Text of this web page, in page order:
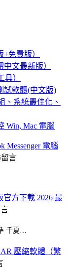
免費版）
文最新版）
）
試軟體(中文版)
、系統最佳化、
Win, Mac 電腦
Messenger 電腦
言
方下載 2026 最
千夏…
壓縮軟體（繁